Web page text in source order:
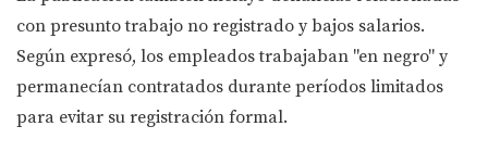
con presunto trabajo no registrado y bajos salarios.
Según expresó, los empleados trabajaban "en negro" y
permanecían contratados durante períodos limitados
para evitar su registración formal.